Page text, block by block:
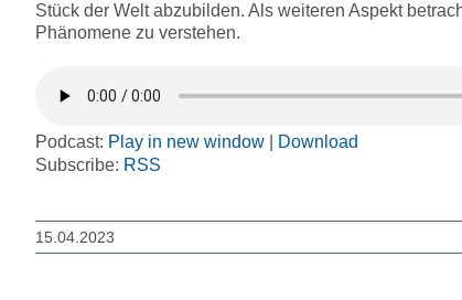
Stück der Welt abzubilden. Als weiteren Aspekt
Phänomene zu verstehen.
Podcast: Play in new window
Download
Subscribe: RSS
15.04.2023